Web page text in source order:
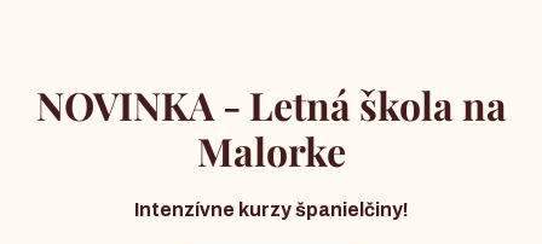
NOVINKA - Letná škola na
Malorke
Intenzívne kurzy španielčiny!